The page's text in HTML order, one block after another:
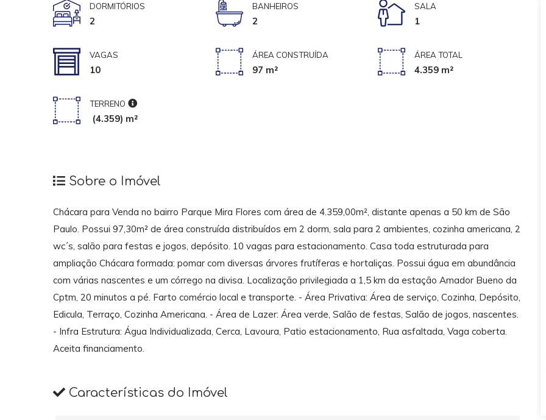
DORMITÓRIOS
2
BANHEIROS
2
SALA
1
VAGAS
10
ÁREA CONSTRUÍDA
97 m²
ÁREA TOTAL
4.359 m²
TERRENO
(4.359) m²
Sobre o Imóvel
Chácara para Venda no bairro Parque Mira Flores com área de 4.359,00m², distante apenas a 50 km de São
Paulo. Possui 97,30m² de área construída distribuídos em 2 dorm, sala para 2 ambientes, cozinha americana, 2
wc´s, salão para festas e jogos, depósito. 10 vagas para estacionamento. Casa toda estruturada para
ampliação Chácara formada: pomar com diversas árvores frutíferas e hortaliças. Possui água em abundância
com várias nascentes e um córrego na divisa. Localização privilegiada a 1,5 km da estação Amador Bueno da
Cptm, 20 minutos a pé. Farto comércio local e transporte. - Área Privativa: Área de serviço, Cozinha, Depósito,
Edicula, Terraço, Cozinha Americana. - Área de Lazer: Área verde, Salão de festas, Salão de jogos, nascentes.
- Infra Estrutura: Água Individualizada, Cerca, Lavoura, Patio estacionamento, Rua asfaltada, Vaga coberta.
Aceita financiamento.
Características do Imóvel